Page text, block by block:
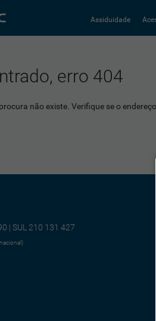
Assiduidade
erro 404
não existe. Verifique se o
| SUL 210 131 427